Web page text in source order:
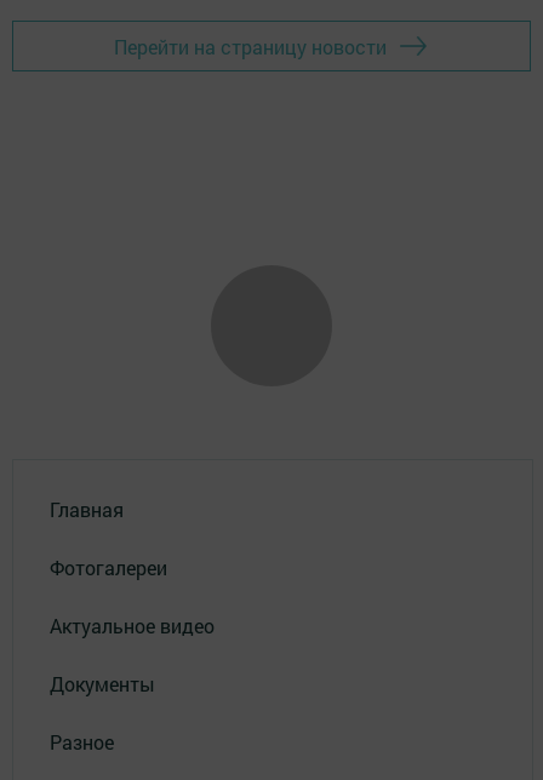
Перейти на страницу новости
Главная
Фотогалереи
Актуальное видео
Документы
Разное